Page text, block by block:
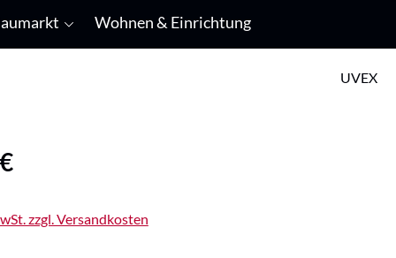
Wohnen & Einrichtung
UVEX
zzgl. Versandkosten